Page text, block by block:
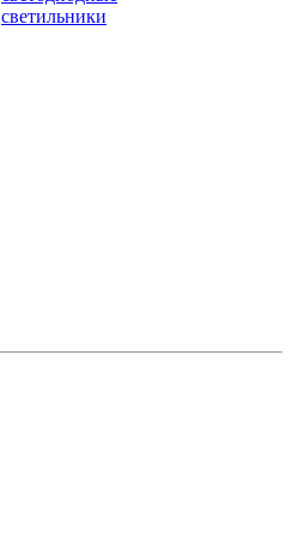
светильники